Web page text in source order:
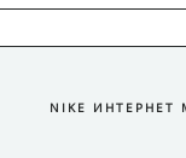
NIKE ИНТЕРНЕТ